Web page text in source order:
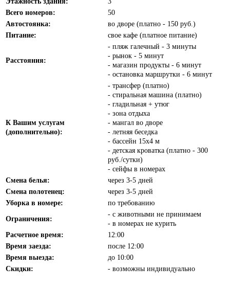
Всего номеров:
50
Автостоянка:
во дворе (платно - 150 руб.)
Питание:
свое кафе (платное питание)
Расстояния:
- пляж галечный - 3 минуты
- рынок - 5 минут
- магазин продукты - 6 минут
- остановка маршрутки - 6 минут
К Вашим услугам
(дополнительно):
- трансфер (платно)
- стиральная машина (платно)
- гладильная + утюг
- зона отдыха
- мангал во дворе
- летняя беседка
- бассейн 15х4 м
- детская кроватка (платно - 300
руб./сутки)
- сейфы в номерах
Смена белья:
через 3-5 дней
Смена полотенец:
через 3-5 дней
Уборка в номере:
по требованию
Ограничения:
- с животными не принимаем
- в номерах не курить
Расчетное время:
12:00
Время заезда:
после 12:00
Время выезда:
до 10:00
Скидки:
- возможны индивидуально